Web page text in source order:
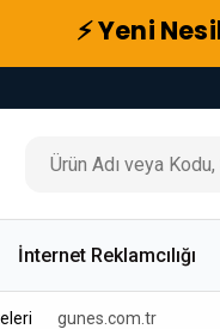
⚡ Yeni
İnternet Reklamcılığı
gunes.com.tr